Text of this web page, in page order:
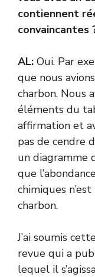
contiennent
convaincantes
AL: Oui. Par
que nous
charbon. Nous
éléments du
affirmation et
pas de cendre
un diagramme
que
chimiques
charbon.
J’ai soumis
revue qui a
lequel il